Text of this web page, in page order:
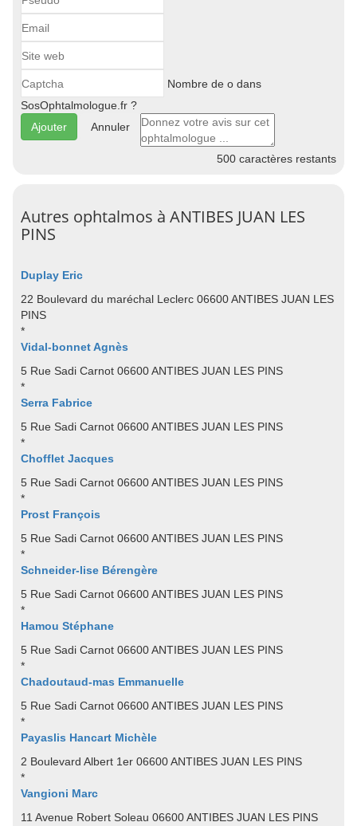
Nombre de o dans
SosOphtalmologue.fr ?
Annuler
500 caractères restants
Autres ophtalmos à ANTIBES JUAN LES
PINS
Duplay Eric
22 Boulevard du maréchal Leclerc 06600 ANTIBES JUAN LES
PINS
*
Vidal-bonnet Agnès
5 Rue Sadi Carnot 06600 ANTIBES JUAN LES PINS
*
Serra Fabrice
5 Rue Sadi Carnot 06600 ANTIBES JUAN LES PINS
*
Chofflet Jacques
5 Rue Sadi Carnot 06600 ANTIBES JUAN LES PINS
*
Prost François
5 Rue Sadi Carnot 06600 ANTIBES JUAN LES PINS
*
Schneider-lise Bérengère
5 Rue Sadi Carnot 06600 ANTIBES JUAN LES PINS
*
Hamou Stéphane
5 Rue Sadi Carnot 06600 ANTIBES JUAN LES PINS
*
Chadoutaud-mas Emmanuelle
5 Rue Sadi Carnot 06600 ANTIBES JUAN LES PINS
*
Payaslis Hancart Michèle
2 Boulevard Albert 1er 06600 ANTIBES JUAN LES PINS
*
Vangioni Marc
11 Avenue Robert Soleau 06600 ANTIBES JUAN LES PINS